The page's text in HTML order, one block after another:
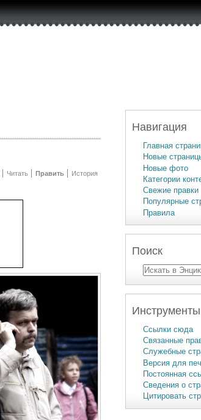
Читать Править История
Навигация
Главная
Новые
Новые фото
Категории
Свежие правки
Популярные
Правила
Поиск
Инструменты
Ссылки сюда
Связанные
Служебные
Версия для
Постоянная
Сведения о
Цитировать